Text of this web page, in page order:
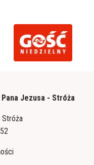
Jezusa - Stróża
Stróża